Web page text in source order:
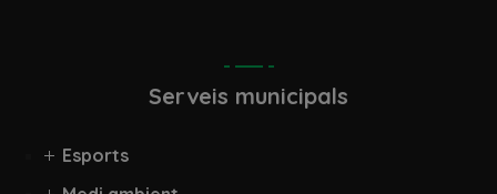
Serveis municipals
Esports